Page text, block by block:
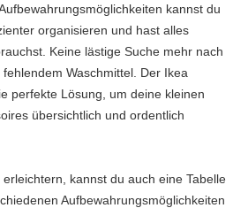
kannst du
organisieren und hast alles
Keine lästige Suche mehr nach
Waschmittel. Der Ikea
perfekte Lösung, um deine kleinen
übersichtlich und ordentlich
kannst du auch eine Tabelle
Aufbewahrungsmöglichkeiten